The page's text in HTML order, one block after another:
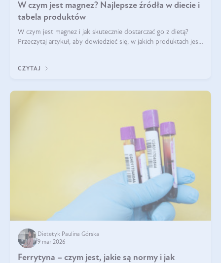
W czym jest magnez? Najlepsze źródła w diecie i
tabela produktów
W czym jest magnez i jak skutecznie dostarczać go z dietą?
Przeczytaj artykuł, aby dowiedzieć się, w jakich produktach jest
CZYTAJ
Dietetyk Paulina Górska
9 mar 2026
Ferrytyna – czym jest, jakie są normy i jak